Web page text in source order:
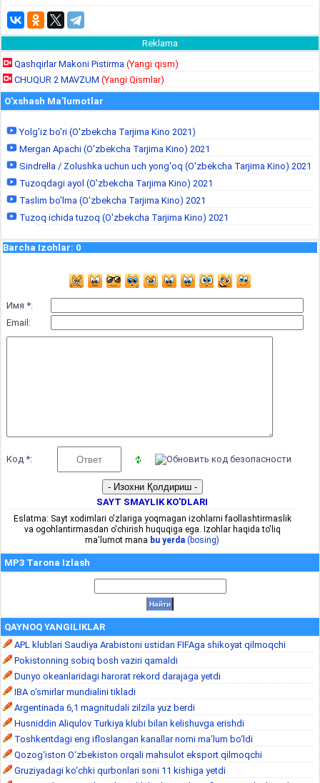
Reklama
Qashqirlar Makoni Pistirma (Yangi qism)
CHUQUR 2 MAVZUM (Yangi Qismlar)
O'xshash Ma'lumotlar
Yolg'iz bo'ri (O'zbekcha Tarjima Kino 2021)
Mergan Apachi (O'zbekcha Tarjima Kino) 2021
Sindrella / Zolushka uchun uch yong'oq (O'zbekcha Tarjima Kino) 2021
Tuzoqdagi ayol (O'zbekcha Tarjima Kino) 2021
Taslim bo'lma (O'zbekcha Tarjima Kino) 2021
Tuzoq ichida tuzoq (O'zbekcha Tarjima Kino) 2021
Barcha Izohlar: 0
Имя *:
Email:
Код *:
SAYT SMAYLIK KO'DLARI
Eslatma: Sayt xodimlari o'zlariga yoqmagan izohlarni faollashtirmaslik
va ogohlantirmasdan o'chirish huquqiga ega. Izohlar haqida to'liq
ma'lumot mana bu yerda (bosing)
MP3 Tarona Izlash
QAYNOQ YANGILIKLAR
APL klublari Saudiya Arabistoni ustidan FIFAga shikoyat qilmoqchi
Pokistonning sobiq bosh vaziri qamaldi
Dunyo okeanlaridagi harorat rekord darajaga yetdi
IBA o‘smirlar mundialini tikladi
Argentinada 6,1 magnitudali zilzila yuz berdi
Husniddin Aliqulov Turkiya klubi bilan kelishuvga erishdi
Toshkentdagi eng ifloslangan kanallar nomi ma’lum bo‘ldi
Qozog‘iston O‘zbekiston orqali mahsulot eksport qilmoqchi
Gruziyadagi ko‘chki qurbonlari soni 11 kishiga yetdi